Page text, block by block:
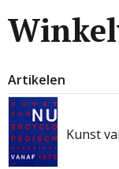
Artikelen
Kunst